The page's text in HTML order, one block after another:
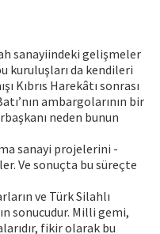
sanayiindeki gelişmeler
kuruluşları da kendileri
Kıbrıs Harekâtı sonrası
ambargolarının bir
neden bunun
sanayi projelerini -
Ve sonuçta bu süreçte
ve Türk Silahlı
sonucudur. Milli gemi,
fikir olarak bu